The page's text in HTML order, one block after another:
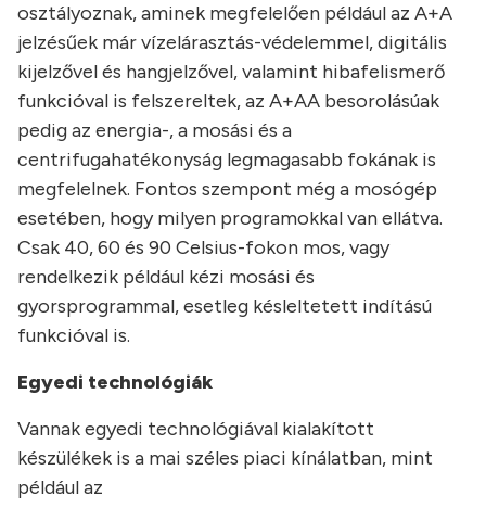
osztályoznak, aminek megfelelően például az A+A
jelzésűek már vízelárasztás-védelemmel, digitális
kijelzővel és hangjelzővel, valamint hibafelismerő
funkcióval is felszereltek, az A+AA besorolásúak
pedig az energia-, a mosási és a
centrifugahatékonyság legmagasabb fokának is
megfelelnek. Fontos szempont még a mosógép
esetében, hogy milyen programokkal van ellátva.
Csak 40, 60 és 90 Celsius-fokon mos, vagy
rendelkezik például kézi mosási és
gyorsprogrammal, esetleg késleltetett indítású
funkcióval is.
Egyedi technológiák
Vannak egyedi technológiával kialakított
készülékek is a mai széles piaci kínálatban, mint
például az